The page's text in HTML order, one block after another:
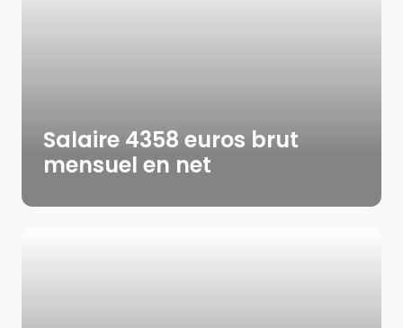
Salaire 4358 euros brut
mensuel en net